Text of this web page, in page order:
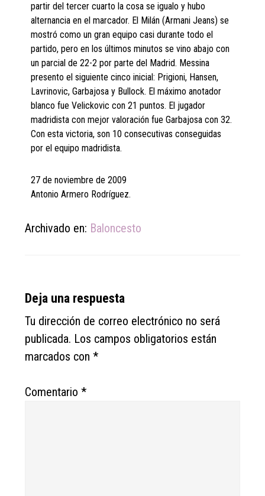
partir del tercer cuarto la cosa se igualo y hubo
alternancia en el marcador. El Milán (Armani Jeans) se
mostró como un gran equipo casi durante todo el
partido, pero en los últimos minutos se vino abajo con
un parcial de 22-2 por parte del Madrid. Messina
presento el siguiente cinco inicial: Prigioni, Hansen,
Lavrinovic, Garbajosa y Bullock. El máximo anotador
blanco fue Velickovic con 21 puntos. El jugador
madridista con mejor valoración fue Garbajosa con 32.
Con esta victoria, son 10 consecutivas conseguidas
por el equipo madridista.
27 de noviembre de 2009
Antonio Armero Rodríguez.
Archivado en: Baloncesto
Reader
Interactions
Deja una respuesta
Tu dirección de correo electrónico no será
publicada. Los campos obligatorios están
marcados con*
Comentario*